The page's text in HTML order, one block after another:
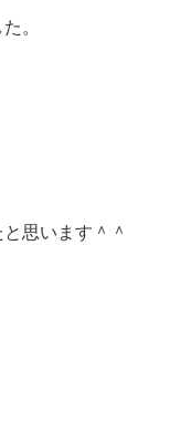
。
思います＾＾